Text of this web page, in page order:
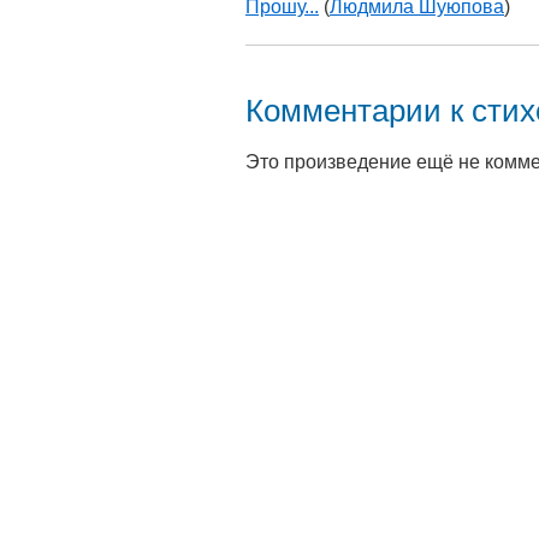
Прошу... (Людмила Шуюпова)
Комментарии к
Это произведение ещё не